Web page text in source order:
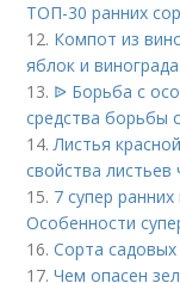
ТОП-30 ранних
12. Компот из
яблок и
13. ᐉ Борьба с
средства борьбы
14.Листья
свойства
15. 7 супер
Особенности
16.Сорта
17.Чем опасен